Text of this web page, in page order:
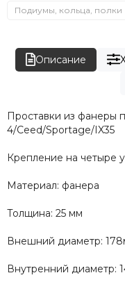
Подиумы, кольца, полки
Описание
Проставки из фанеры
4/Ceed/Sportage/IX35
Крепление на четыре
Материал: фанера
Толщина: 25 мм
Внешний диаметр:
Внутренний диаметр: